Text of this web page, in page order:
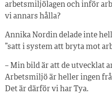
arbetsmiljölagen och inför
vi annars hålla?
Annika Nordin delade inte
”satt i system att bryta mot
– Min bild är att de utvecklat
Arbetsmiljö är heller ingen
Det är därför vi har Tya.